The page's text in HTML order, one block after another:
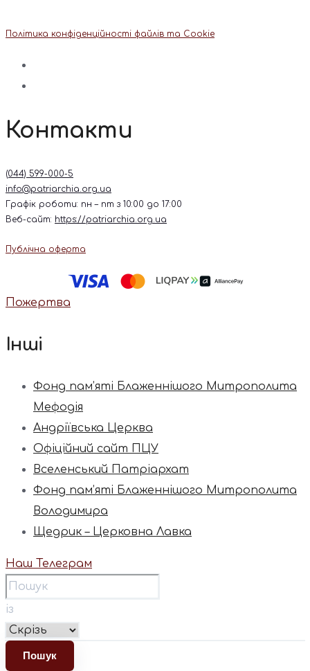
Політика конфіденційності файлів та Cookie
Контакти
(044) 599-000-5
info@patriarchia.org.ua
Графік роботи: пн – пт з 10:00 до 17:00
Веб-сайт: https://patriarchia.org.ua
Публічна оферта
Пожертва
Інші
Фонд пам’яті Блаженнішого Митрополита
Мефодія
Андріївська Церква
Офіційний сайт ПЦУ
Вселенський Патріархат
Фонд пам’яті Блаженнішого Митрополита
Володимира
Щедрик – Церковна Лавка
Наш Телеграм
із